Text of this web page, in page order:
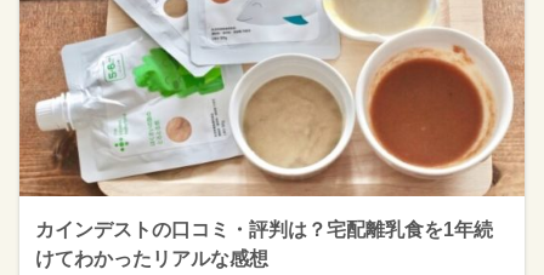
カインデストの口コミ・評判は？宅配離乳食を1年続
けてわかったリアルな感想